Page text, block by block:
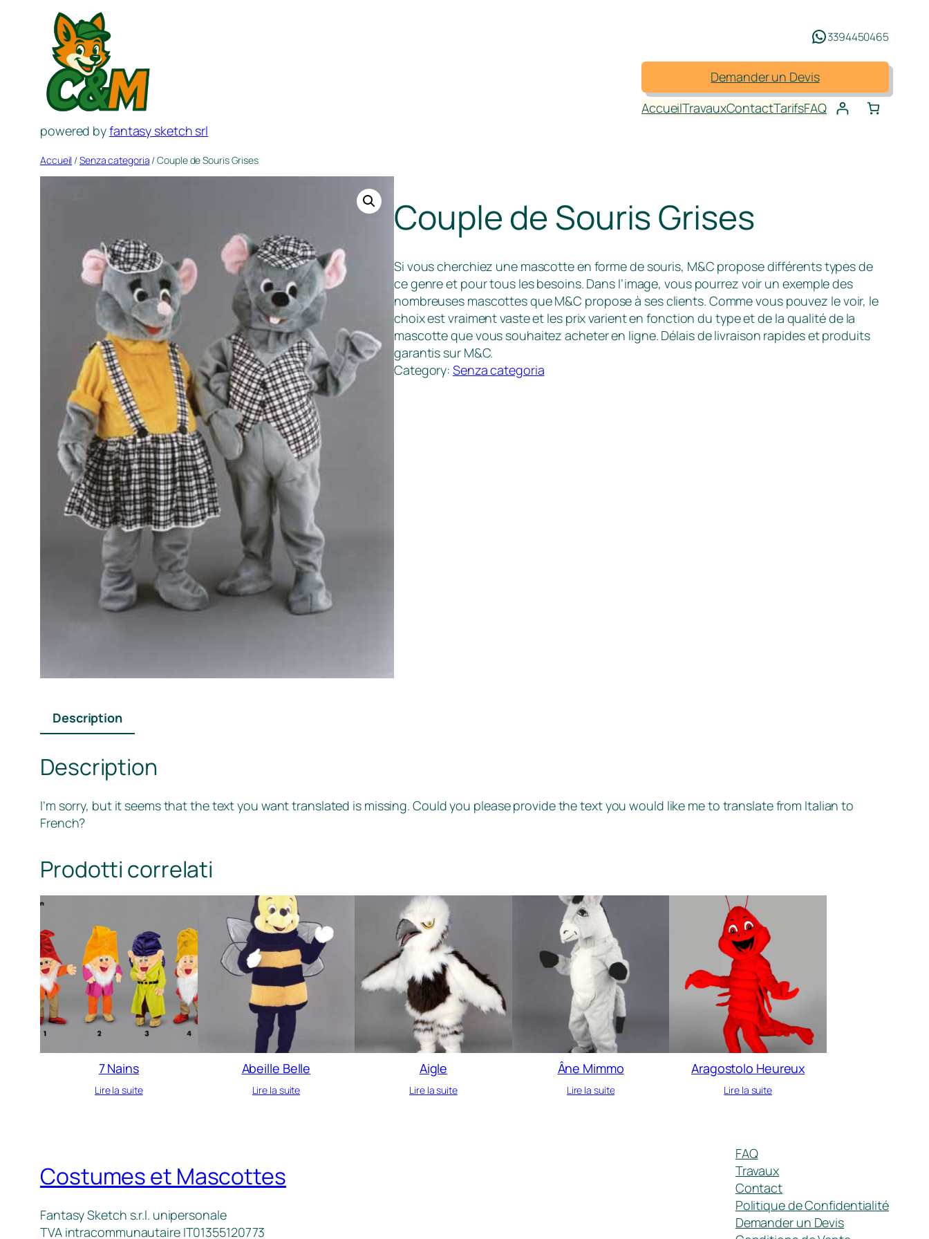
contenu
powered byfantasy sketch srl
3394450465
Demander un Devis
AccueilTravauxContactTarifsFAQ
Accueil /Senza categoria / Couple de Souris Grises
Couple de Souris Grises
Si vous cherchiez une mascotte en forme de souris, M&C propose différents types de
ce genre et pour tous les besoins. Dans l’image, vous pourrez voir un exemple des
nombreuses mascottes que M&C propose à ses clients. Comme vous pouvez le voir, le
choix est vraiment vaste et les prix varient en fonction du type et de la qualité de la
mascotte que vous souhaitez acheter en ligne. Délais de livraison rapides et produits
garantis sur M&C.
Category:Senza categoria
Description
Description
I’m sorry, but it seems that the text you want translated is missing. Could you please provide the text you would like me to translate from Italian to
French?
Prodotti correlati
7 Nains
Lire la suite
Abeille Belle
Lire la suite
Aigle
Lire la suite
Âne Mimmo
Lire la suite
Aragostolo Heureux
Lire la suite
Costumes et Mascottes
Fantasy Sketch s.r.l. unipersonale
TVA intracommunautaire IT01355120773
FAQ
Travaux
Contact
Politique de Confidentialité
Demander un Devis